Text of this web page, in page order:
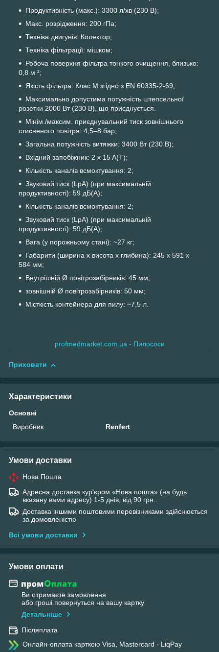
Продуктивність (макс.): 3300 л/хв (230 В);
Макс. розрідження: 200 гПа;
Техніка двигунів: Колектор;
Техніка фільтрації: мішком;
Робоча поверхня фільтра тонкого очищення, близько:
0,8 м ²;
Якість фільтра: Клас M згідно з EN 60335-2-69;
Максимально допустима потужність штепсельної
розетки 2000 Вт (230 В), що приєднується.
Мінім./максим. приєднувальний тиск зовнішнього
стисненого повітря: 4,5–8 бар;
Загальна потужність витяжки: 3400 Вт (230 В);
Вхідний запобіжник: 2 x 15 A(T);
Кількість каналів всмоктування: 2;
Звуковий тиск (LpA) (при максимальній
продуктивності): 59 дБ(A);
Кількість каналів всмоктування: 2;
Звуковий тиск (LpA) (при максимальній
продуктивності): 59 дБ(A);
Вага (у порожньому стані): ~27 кг;
Габарити (ширина х висота х глибина): 245 x 591 x
584 мм;
Внутрішній Ø повітрозабірників: 45 мм;
зовнішній Ø повітрозабірників: 50 мм;
Місткість контейнера для пилу: ~7,5 л.
profmedmarket.com.ua - Пилососи
Приховати
Характеристики
Основні
Виробник
Renfert
Умови доставки
Нова Пошта
Адресна доставка кур'єром «Нова пошта» (на будь
вказану вами адресу) 1-5 днів, від 90 грн..
Доставка іншими поштовими перевізниками здійснюється
за домовленістю
Всі умови доставки
Умови оплати
Ви отримаєте замовлення
або гроші повернуться на вашу картку
Детальніше
Післяплата
Онлайн-оплата карткою Visa, Mastercard - LiqPay